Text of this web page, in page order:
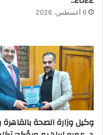
6 أغسطس، 2026
وكيل وزارة الصحة بالقاهرة